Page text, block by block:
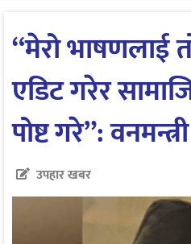
“मेरो भाषणलाई
एडिट गरेर
पोष्ट गरे”:
उपहार खबर